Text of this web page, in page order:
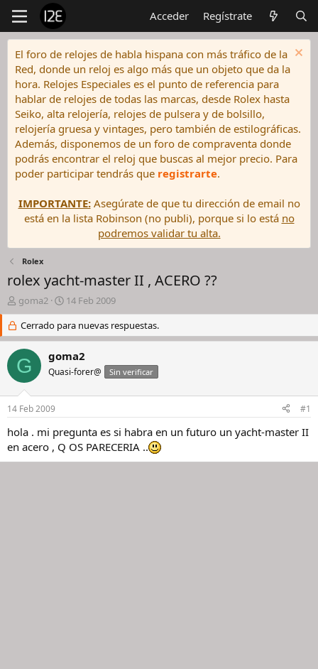
Acceder Regístrate
El foro de relojes de habla hispana con más tráfico de la
Red, donde un reloj es algo más que un objeto que da la
hora. Relojes Especiales es el punto de referencia para
hablar de relojes de todas las marcas, desde Rolex hasta
Seiko, alta relojería, relojes de pulsera y de bolsillo,
relojería gruesa y vintages, pero también de estilográficas.
Además, disponemos de un foro de compraventa donde
podrás encontrar el reloj que buscas al mejor precio. Para
poder participar tendrás que registrarte.
IMPORTANTE:Asegúrate de que tu dirección de email no
está en la lista Robinson (no publi), porque si lo está no
podremos validar tu alta.
Rolex
rolex yacht-master II , ACERO ??
I
n
c
i
a
d
o
d
e
l
h
i
goma2
F
e
c
h
d
e
i
c
i
o
14 Feb 2009
Cerrado para nuevas respuestas.
G goma2
Quasi-forer@ Sin verificar
14 Feb 2009 #1
hola . mi pregunta es si habra en un futuro un yacht-master II
en acero , Q OS PARECERIA ..